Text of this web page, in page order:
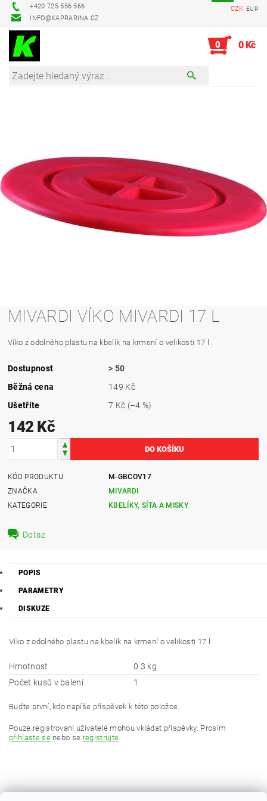
+420 725 556 566
INFO@KAPRARINA.CZ
CZK EUR
0 0 Kč
MIVARDI VÍKO MIVARDI 17 L
Víko z odolného plastu na kbelík na krmení o velikosti 17 l .
Dostupnost
> 50
Běžná cena
149 Kč
Ušetříte
7 Kč (–4 %)
142 Kč
KÓD PRODUKTU
M-GBCOV17
ZNAČKA
MIVARDI
KATEGORIE
KBELÍKY, SÍTA A MISKY
Dotaz
POPIS
PARAMETRY
DISKUZE
Víko z odolného plastu na kbelík na krmení o velikosti 17 l .
Hmotnost
0.3 kg
Počet kusů v balení
1
Buďte první, kdo napíše příspěvek k této položce.
Pouze registrovaní uživatelé mohou vkládat příspěvky. Prosím
přihlaste senebo se registrujte.